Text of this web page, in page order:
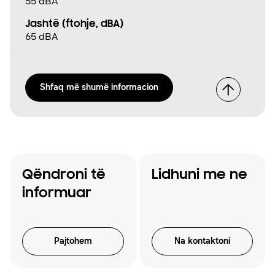
Jashtë (ftohje, dBA)
65 dBA
Shfaq më shumë informacion
Qëndroni të
informuar
Pajtohem
Lidhuni me ne
Na kontaktoni